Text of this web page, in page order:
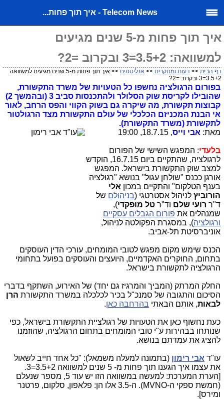
Telecom News - איך תוך פחות...
איך תוך פחות מ-5 שנים מגיעים
למשוואה: 3.5+2=3 ובקרוב =2?
דף הבית >> דעות ומחקרים >> אנליסטים
>> איך תוך פחות מ-5 שנים מגיעים למשוואה:
3.5+2=3 ובקרוב =2?
בפורום הרגולציה נחשפו כל הטעויות של משרד התקשורת,
שהובילו לקריסת שוק הסלולר ולהתכנסות סביב 3 (ובהמשך 2)
קבוצות תקשורת, מה שיקרה גם בשוק הקווי והפס הרחב, לאור
אי הבנת המכניזם הכלכלי של עולם התקשורת מצד הרגולטור
לתקשורת (משרד התקשורת).
מאת: אבי וייס, 18.7.15, 19:00
בלעדי: המפגש השישי של הפורום
לרגולציה, שהתקיים ביום 16.7.15, הוקדש
למצב שוק התקשורת בישראל. המפגש
אורגן ככנס "שולחן עגול" בנושא "רגולציה
בענף הטלקום" והתקיים במכון אלי
הורוביץ לניהול אסטרטגי (בניהולם של
ד"ר רועי שלם וד"ר טל מופקדי),
שמנהלים את פורום הגבלים עסקיים
ורגולציה), במסגרת הפקולטה לניהול,
אוניברסיטת תל-אביב.
הכנס שימש מקום מפגש לטובי המומחים, עורכי הדין העוסקים
בתחום, החוקרים האקדמיים, היועצים והעוסקים בפועל בתחומי
הרגולציה לתקשורת בישראל.
החלק המרתק (המביך והמרגיז גם יחד) של האירוע, השתקף בדברי
הסיכום והתגובה של סמנכ"ל בכיר לכלכלה במשרד התקשורת הרן
לבאות, אותם הבאתי בהרחבה כאן.
כעת נחשוף כאן את הטעויות של רגולציית התקשורת בישראל, כפי
שנותחו בבהירות ע"י טובי המומחים בתחום הרגולציה, שהוזמנו
להציג את עמדתם בנושא.
עו"ד אבי רימון (בתמונה למעלה משמאל): "כל אחד חייב לשאול
את עצמו איך הגענו תוך פחות מ- 5 שנים למשוואה 3.5+2=3.
[הערת המערכת: למעשה במשוואה הזו יש עוד 5, מספר שנעלם
(חמשת ספקי ה-MVNO). ה-3.5 אלו הן: פלאפון, סלקום, פרטנר
ומירס].